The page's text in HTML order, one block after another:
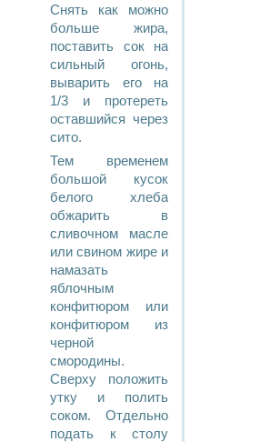
Снять как можно
больше жира,
поставить сок на
сильный огонь,
выварить его на
1/3 и протереть
оставшийся через
сито.
Тем временем
большой кусок
белого хлеба
обжарить в
сливочном масле
или свином жире и
намазать
яблочным
конфитюром или
конфитюром из
черной
смородины.
Сверху положить
утку и полить
соком. Отдельно
подать к столу